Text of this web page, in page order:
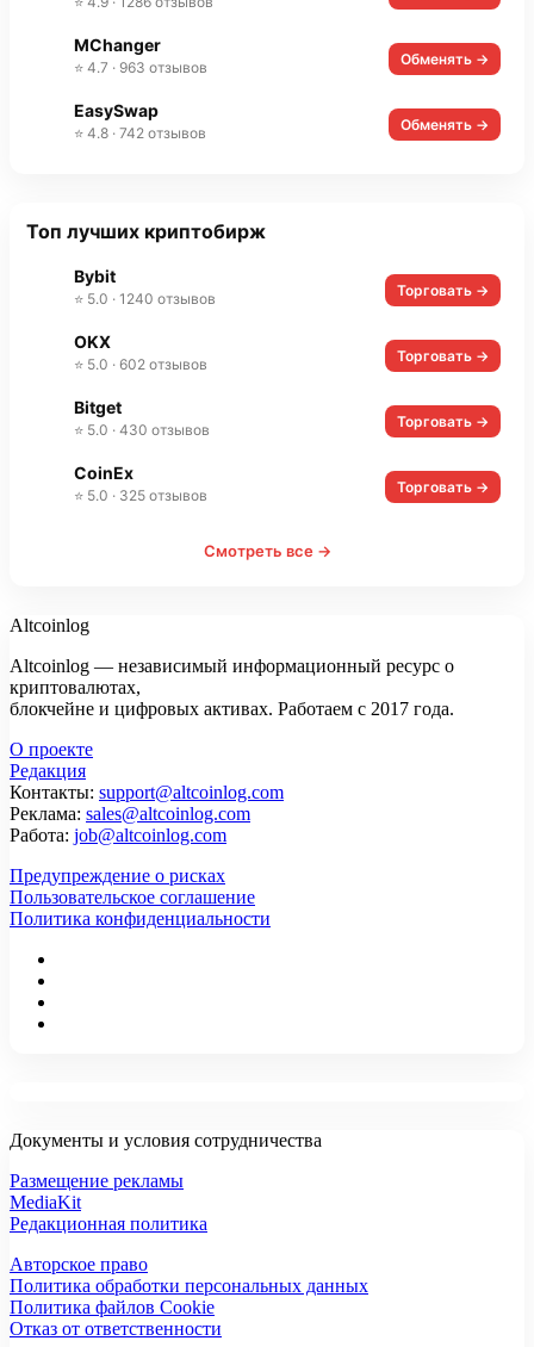
MChanger
⭐ 4.7 · 963 отзывов Обменять →
EasySwap
⭐ 4.8 · 742 отзывов Обменять →
Топ лучших криптобирж
Bybit
⭐ 5.0 · 1240 отзывов Торговать →
OKX
⭐ 5.0 · 602 отзывов Торговать →
Bitget
⭐ 5.0 · 430 отзывов Торговать →
CoinEx
⭐ 5.0 · 325 отзывов Торговать →
Смотреть все →
Altcoinlog
Altcoinlog — независимый информационный ресурс о
криптовалютах,
блокчейне и цифровых активах. Работаем с 2017 года.
О проекте
Редакция
Контакты: support@altcoinlog.com
Реклама: sales@altcoinlog.com
Работа: job@altcoinlog.com
Предупреждение о рисках
Пользовательское соглашение
Политика конфиденциальности
Документы и условия сотрудничества
Размещение рекламы
MediaKit
Редакционная политика
Авторское право
Политика обработки персональных данных
Политика файлов Cookie
Отказ от ответственности